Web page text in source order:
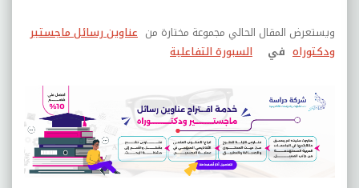
ويستعرض المقال الحالي مجموعة مختارة من عناوين رسائل ماجستير
ودكتوراه في السبورة التفاعلية